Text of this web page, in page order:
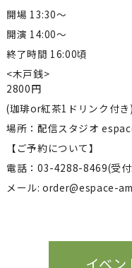
開場 13:30～
開演 14:00～
終了時間 16:00頃
<木戸銭>
2800円
(珈琲or紅茶1ドリンク付き)
場所：配信スタジオ
【ご予約について】
電話：03-4288-8469(受
メール: order@espace-
イベン